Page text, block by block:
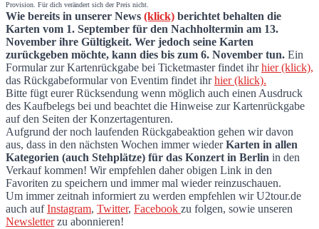
Provision. Für dich verändert sich der Preis nicht.
Wie bereits in unserer News (klick) berichtet behalten die
Karten vom 1. September für den Nachholtermin am 13.
November ihre Gültigkeit. Wer jedoch seine Karten
zurückgeben möchte, kann dies bis zum 6. November tun. Ein
Formular zur Kartenrückgabe bei Ticketmaster findet ihrhier (klick),
das Rückgabeformular von Eventim findet ihrhier (klick).
Bitte fügt eurer Rücksendung wenn möglich auch einen Ausdruck
des Kaufbelegs bei und beachtet die Hinweise zur Kartenrückgabe
auf den Seiten der Konzertagenturen.
Aufgrund der noch laufenden Rückgabeaktion gehen wir davon
aus, dass in den nächsten Wochen immer wiederKarten in allen
Kategorien (auch Stehplätze) für das Konzert in Berlin in den
Verkauf kommen! Wir empfehlen daher obigen Link in den
Favoriten zu speichern und immer mal wieder reinzuschauen.
Um immer zeitnah informiert zu werden empfehlen wir U2tour.de
auch aufInstagram, Twitter, Facebook zu folgen, sowie unseren
Newsletterzu abonnieren!